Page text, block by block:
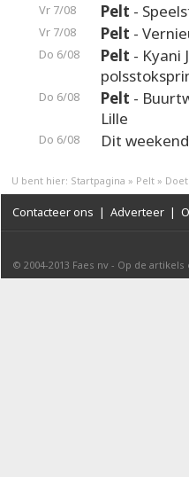
Vr 7/08 Pelt -
Vr 7/08 Pelt -
Do 6/08 Pelt - Kyani
Do 6/08 Pelt -
Lille
Do 6/08 Dit
U bent hier: Startpagina » Pelt »
Contacteer ons | Adverteer |
© 2004-2013 Faes nv - Op de artikels